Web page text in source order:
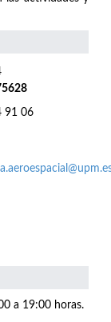
91 06
a 19:00 horas.